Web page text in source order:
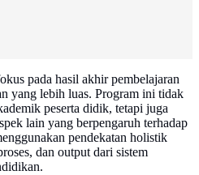
pada hasil akhir pembelajaran
yang lebih luas. Program ini tidak
peserta didik, tetapi juga
lain yang berpengaruh terhadap
pendekatan holistik
dan output dari sistem